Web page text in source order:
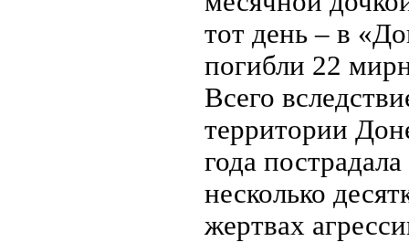
тот день – в
погибли 22
Всего
территории
года
несколько
жертвах